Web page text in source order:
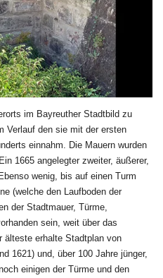
im Bayreuther Stadtbild zu
Verlauf den sie mit der ersten
einnahm. Die Mauern wurden
1665 angelegter zweiter, äußerer,
wenig, bis auf einen Turm
(welche den Laufboden der
der Stadtmauer, Türme,
sein, weit über das
älteste erhalte Stadtplan von
1621) und, über 100 Jahre jünger,
einigen der Türme und den